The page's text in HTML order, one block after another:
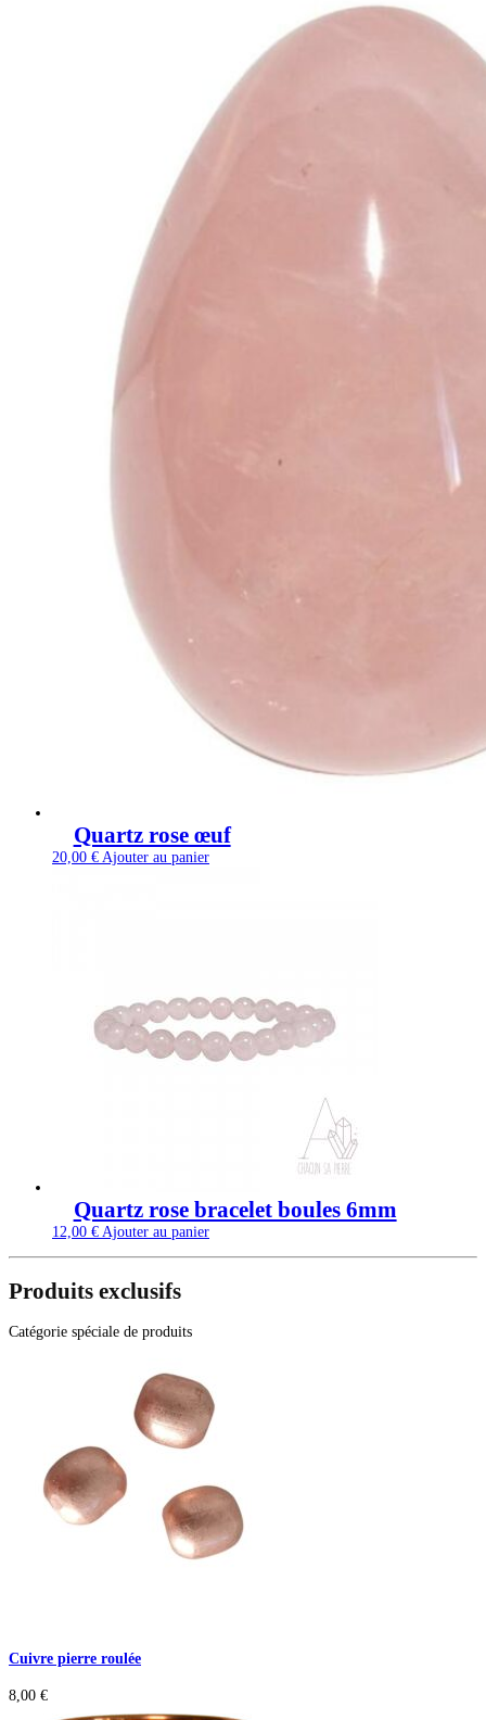
Quartz rose œuf
20,00 € Ajouter au panier
Quartz rose bracelet boules 6mm
12,00 € Ajouter au panier
Produits exclusifs
Catégorie spéciale de produits
Cuivre pierre roulée
8,00 €